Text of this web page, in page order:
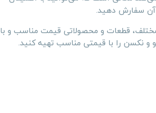
آن سفارش دهید.
برای خودروهای مختلف، قطعات و محصولاتی قیمت مناسب و با
و نکسن را با قیمتی مناسب تهیه کنید.